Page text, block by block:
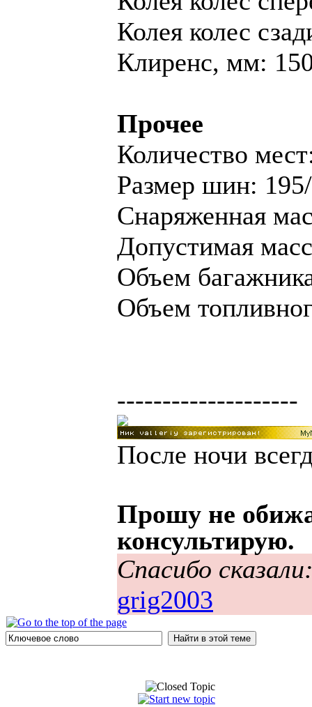
Колея колес
Клиренс, мм:
Прочее
Количество
Размер шин:
Снаряженная
Допустимая
Объем
Объем
--------------------
После ночи
Прошу не
консультирую.
Спасибо
grig2003